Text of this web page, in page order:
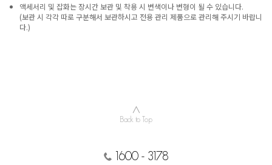
액세서리 및 잡화는 장시간 보관 및 착용 시 변색이나 변형이 될 수 있습니다.
(보관 시 각각 따로 구분해서 보관하시고 전용 관리 제품으로 관리해 주시기 바랍니
다.)
∧
Back to Top
1600 - 3178